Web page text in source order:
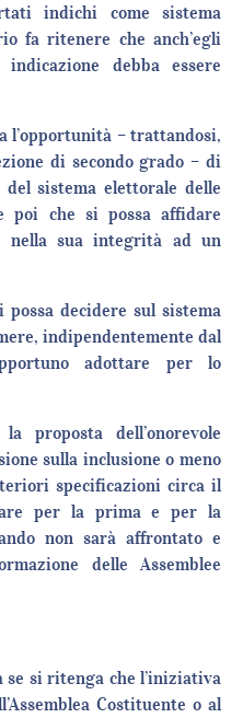
indichi come sistema
fa ritenere che anch’egli
debba essere
l’opportunità – trattandosi,
di secondo grado – di
sistema elettorale delle
poi che si possa affidare
nella sua integrità ad un
possa decidere sul sistema
indipendentemente dal
adottare per lo
proposta dell’onorevole
sulla inclusione o meno
specificazioni circa il
per la prima e per la
non sarà affrontato e
delle Assemblee
se si ritenga che l’iniziativa
Costituente o al